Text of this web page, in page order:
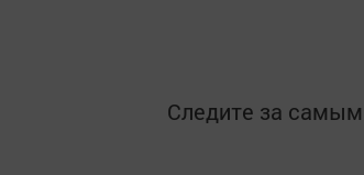
Следите за